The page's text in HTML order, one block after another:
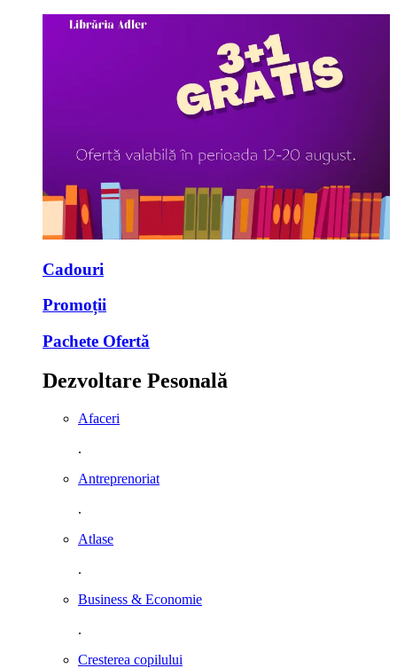
Cadouri
Promoții
Pachete Ofertă
Dezvoltare Pesonală
Afaceri
.
Antreprenoriat
.
Atlase
.
Business & Economie
.
Cresterea copilului